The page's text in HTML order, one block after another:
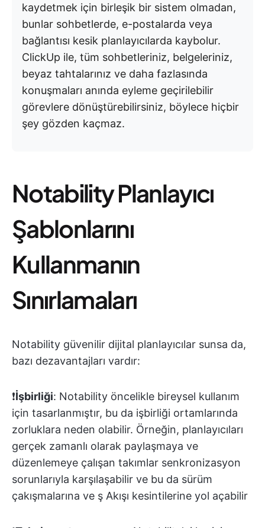
kaydetmek için birleşik bir sistem olmadan,
bunlar sohbetlerde, e-postalarda veya
bağlantısı kesik planlayıcılarda kaybolur.
ClickUp ile, tüm sohbetleriniz, belgeleriniz,
beyaz tahtalarınız ve daha fazlasında
konuşmaları anında eyleme geçirilebilir
görevlere dönüştürebilirsiniz, böylece hiçbir
şey gözden kaçmaz.
Notability Planlayıcı
Şablonlarını
Kullanmanın
Sınırlamaları
Notability güvenilir dijital planlayıcılar sunsa da,
bazı dezavantajları vardır:
❗️İşbirliği: Notability öncelikle bireysel kullanım
için tasarlanmıştır, bu da işbirliği ortamlarında
zorluklara neden olabilir. Örneğin, planlayıcıları
gerçek zamanlı olarak paylaşmaya ve
düzenlemeye çalışan takımlar senkronizasyon
sorunlarıyla karşılaşabilir ve bu da sürüm
çakışmalarına ve ş Akışı kesintilerine yol açabilir